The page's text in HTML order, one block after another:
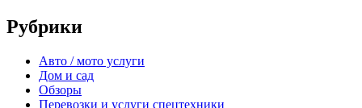
Рубрики
Авто / мото услуги
Дом и сад
Обзоры
Перевозки и услуги спецтехники